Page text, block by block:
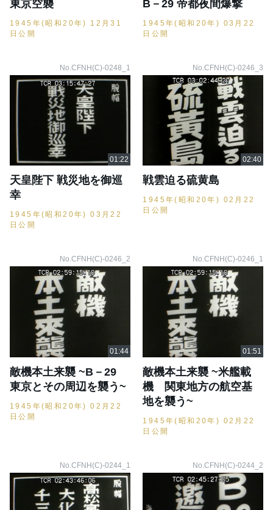
東京空襲
1945年(昭和20年) 12月31
日公開
B－29 帝都夜間爆撃
1945年(昭和20年) 03月22
日公開
No.CFNH(C)-0248_1
天皇陛下 戦災地を御巡
幸
1945年(昭和20年) 03月22
日公開
No.CFNH(C)-0246_3
戦雲迫る硫黄島
1945年(昭和20年) 02月22
日公開
No.CFNH(C)-0246_2
敵機本土来襲 ~B－29
東京とその周辺を襲う~
1945年(昭和20年) 02月22
日公開
No.CFNH(C)-0246_1
敵機本土来襲 ~米艦載
機 関東地方の航空基
地を襲う~
1945年(昭和20年) 02月22
日公開
No.CFNH(C)-0244_1 No.CFNH(C)-0244_2